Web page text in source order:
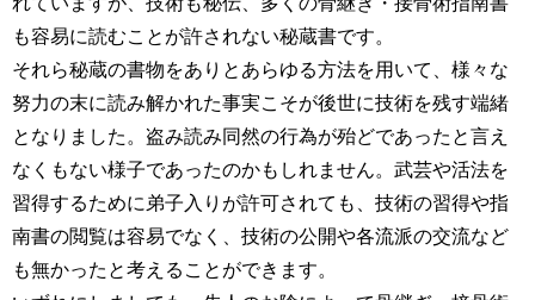
も容易に読むことが許されない秘蔵書です。
それら秘蔵の書物をありとあらゆる方法を用いて、様々な
努力の末に読み解かれた事実こそが後世に技術を残す端緒
となりました。盗み読み同然の行為が殆どであったと言え
なくもない様子であったのかもしれません。武芸や活法を
習得するために弟子入りが許可されても、技術の習得や指
南書の閲覧は容易でなく、技術の公開や各流派の交流など
も無かったと考えることができます。